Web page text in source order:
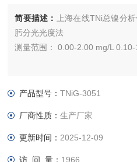
简要描述：
上海在线TNi总镍分
肟分光光度法
测量范围： 0.00-2.00 mg/L 0.10-
产品型号：TNiG-3051
厂商性质：生产厂家
更新时间： 2025-12-09
访 问 量： 1966